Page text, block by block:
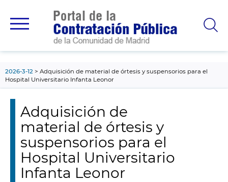
principal
2026-3-12
Adquisición de material de órtesis y suspensorios para el
Hospital Universitario Infanta Leonor
Adquisición de
material de órtesis y
suspensorios para el
Hospital Universitario
Infanta Leonor